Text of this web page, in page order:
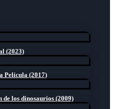
(2023)
Película (2017)
los dinosaurios (2009)